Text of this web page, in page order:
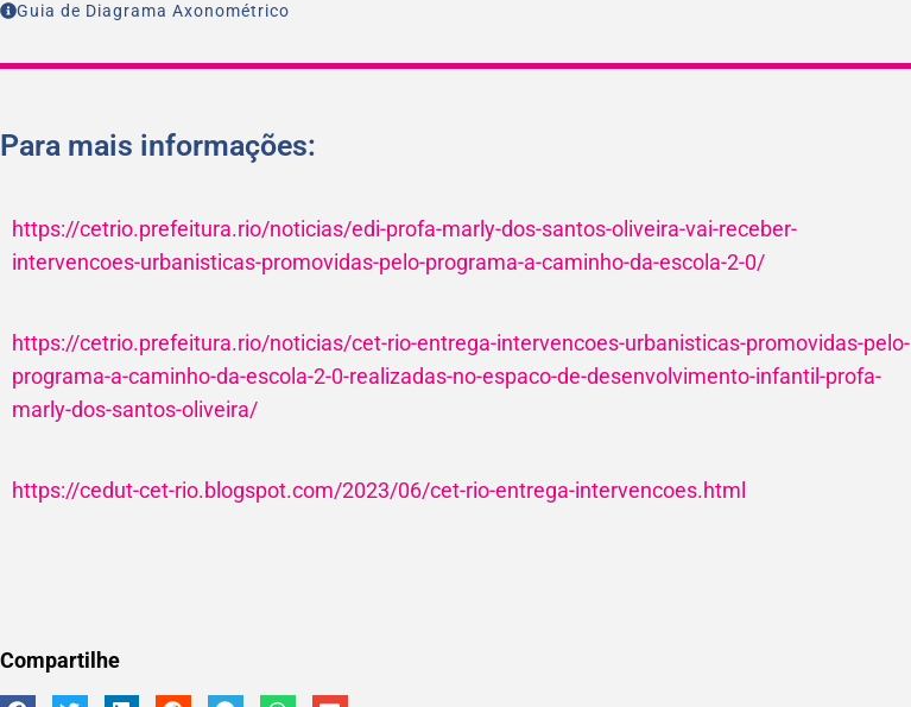
Guia de Diagrama Axonométrico
Para mais informações:
https://cetrio.prefeitura.rio/noticias/edi-profa-marly-dos-santos-oliveira-vai-receber-
intervencoes-urbanisticas-promovidas-pelo-programa-a-caminho-da-escola-2-0/
https://cetrio.prefeitura.rio/noticias/cet-rio-entrega-intervencoes-urbanisticas-promovidas-pelo-
programa-a-caminho-da-escola-2-0-realizadas-no-espaco-de-desenvolvimento-infantil-profa-
marly-dos-santos-oliveira/
https://cedut-cet-rio.blogspot.com/2023/06/cet-rio-entrega-intervencoes.html
Compartilhe